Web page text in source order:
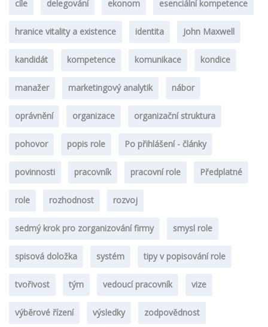
cíle delegování ekonom esenciální kompetence
hranice vitality a existence identita John Maxwell
kandidát kompetence komunikace kondice
manažer marketingový analytik nábor
oprávnění organizace organizační struktura
pohovor popis role Po přihlášení - články
povinnosti pracovník pracovní role Předplatné
role rozhodnost rozvoj
sedmý krok pro zorganizování firmy smysl role
spisová doložka systém tipy v popisování role
tvořivost tým vedoucí pracovník vize
výběrové řízení výsledky zodpovědnost